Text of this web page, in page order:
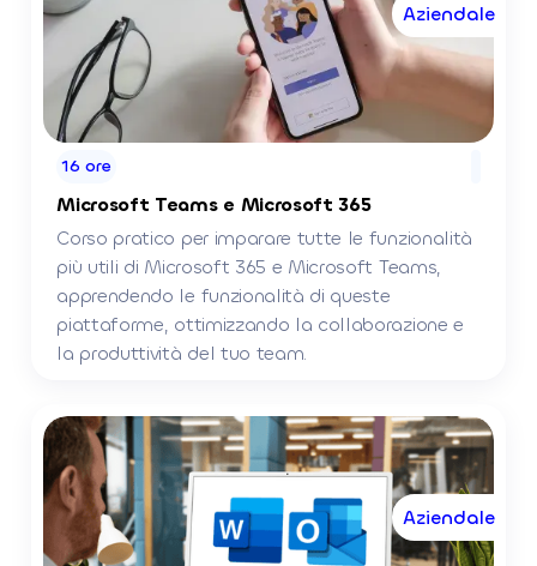
16 ore
Microsoft Teams e Microsoft 365
Corso pratico per imparare tutte le funzionalità
più utili di Microsoft 365 e Microsoft Teams,
apprendendo le funzionalità di queste
piattaforme, ottimizzando la collaborazione e
la produttività del tuo team.
Aziendale
Aziendale